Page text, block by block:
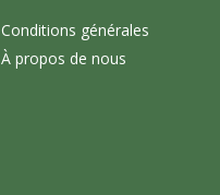
Conditions générales
À propos de nous